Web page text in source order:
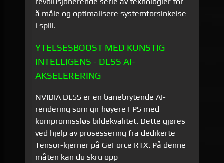
å måle og optimalisere systemforsinkelse
i spill.
YTELSESBOOST MED KUNSTIG
INTELLIGENS - DLSS AI-
AKSELERERING
NVIDIA DLSS er en banebrytende AI-
rendering som gir høyere FPS med
kompromissløs bildekvalitet. Dette gjøres
ved hjelp av prosessering fra dedikerte
Tensor-kjerner på GeForce RTX. På denne
måten kan du skru opp